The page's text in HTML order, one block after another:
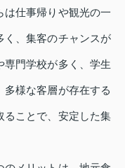
は仕事帰りや観光の一
く、集客のチャンスが
専門学校が多く、学生
多様な客層が存在する
ることで、安定した集